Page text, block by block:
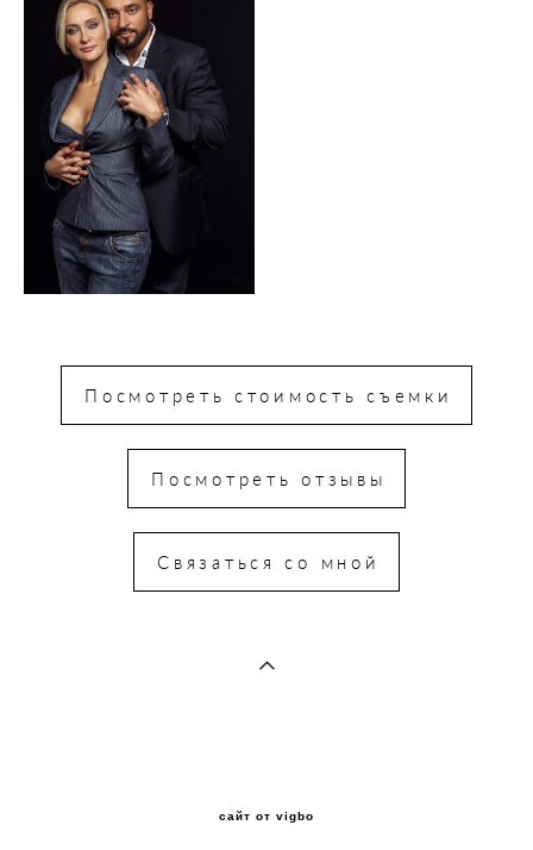
Посмотреть стоимость съемки
Посмотреть отзывы
Связаться со мной
сайт от vigbo